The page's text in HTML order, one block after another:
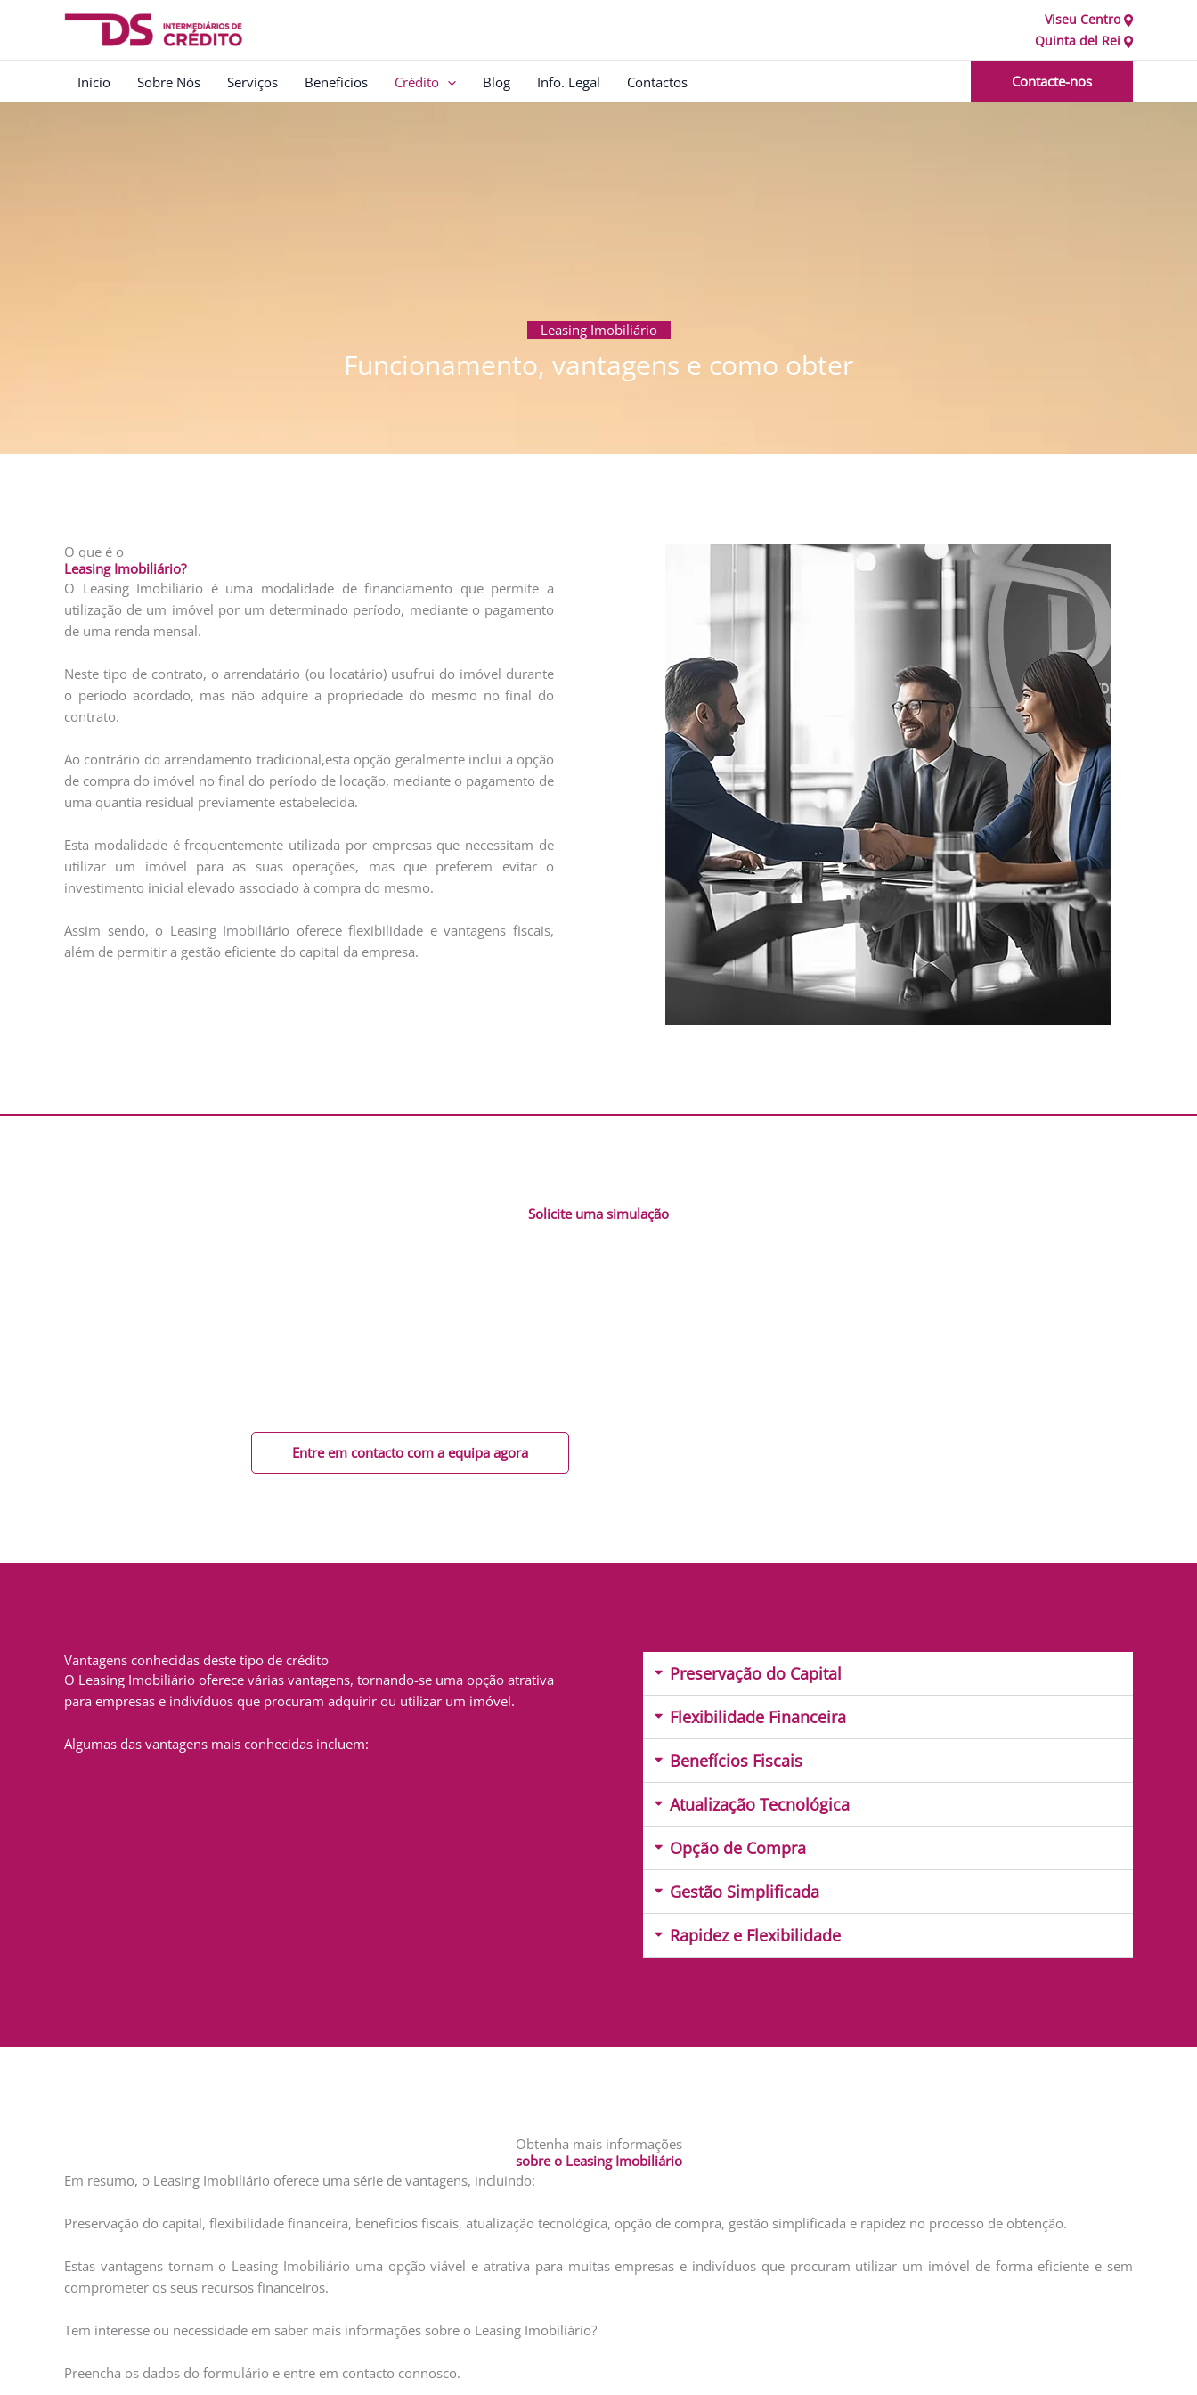
Viseu Centro
Quinta del Rei
Início Sobre Nós Serviços Benefícios Crédito Blog Info. Legal Contactos Contacte-nos
Leasing Imobiliário
Funcionamento, vantagens e como obter
O que é o
Leasing Imobiliário?
O Leasing Imobiliário é uma modalidade de financiamento que permite a
utilização de um imóvel por um determinado período, mediante o pagamento
de uma renda mensal.
Neste tipo de contrato, o arrendatário (ou locatário) usufrui do imóvel durante
o período acordado, mas não adquire a propriedade do mesmo no final do
contrato.
Ao contrário do arrendamento tradicional,esta opção geralmente inclui a opção
de compra do imóvel no final do período de locação, mediante o pagamento de
uma quantia residual previamente estabelecida.
Esta modalidade é frequentemente utilizada por empresas que necessitam de
utilizar um imóvel para as suas operações, mas que preferem evitar o
investimento inicial elevado associado à compra do mesmo.
Assim sendo, o Leasing Imobiliário oferece flexibilidade e vantagens fiscais,
além de permitir a gestão eficiente do capital da empresa.
Solicite uma simulação
Entre em contacto com a equipa agora
Vantagens conhecidas deste tipo de crédito
O Leasing Imobiliário oferece várias vantagens, tornando-se uma opção atrativa
para empresas e indivíduos que procuram adquirir ou utilizar um imóvel.
Algumas das vantagens mais conhecidas incluem:
Preservação do Capital
Flexibilidade Financeira
Benefícios Fiscais
Atualização Tecnológica
Opção de Compra
Gestão Simplificada
Rapidez e Flexibilidade
Obtenha mais informações
sobre o Leasing Imobiliário
Em resumo, o Leasing Imobiliário oferece uma série de vantagens, incluindo:
Preservação do capital, flexibilidade financeira, benefícios fiscais, atualização tecnológica, opção de compra, gestão simplificada e rapidez no processo de obtenção.
Estas vantagens tornam o Leasing Imobiliário uma opção viável e atrativa para muitas empresas e indivíduos que procuram utilizar um imóvel de forma eficiente e sem
comprometer os seus recursos financeiros.
Tem interesse ou necessidade em saber mais informações sobre o Leasing Imobiliário?
Preencha os dados do formulário e entre em contacto connosco.